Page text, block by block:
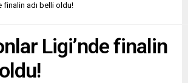
finalin adı belli oldu!
Ligi’nde finalin